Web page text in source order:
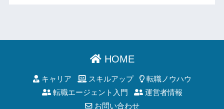
HOME
キャリア スキルアップ
転職ノウハウ
転職エージェント入門
運営者情報
お問い合わせ